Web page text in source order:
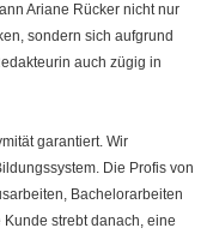
Ariane Rücker nicht nur
sondern sich aufgrund
auch zügig in
garantiert. Wir
Die Profis von
Bachelorarbeiten
strebt danach, eine